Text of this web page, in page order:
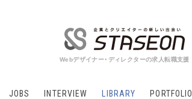
Webデザイナー・ディレクターの求人転職支援
JOBS INTERVIEW LIBRARY PORTFOLIO